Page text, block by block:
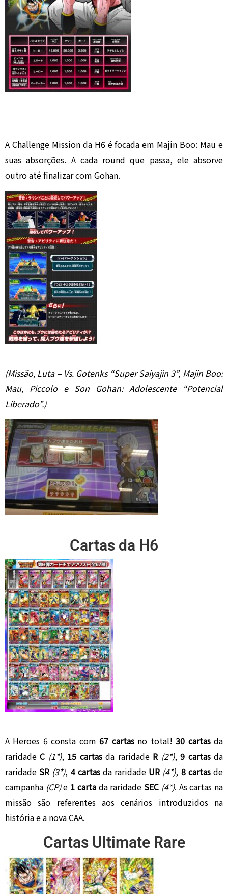
A Challenge Mission da H6 é focada em Majin Boo: Mau e
suas absorções. A cada round que passa, ele absorve
outro até finalizar com Gohan.
(Missão, Luta – Vs. Gotenks “Super Saiyajin 3”, Majin Boo:
Mau, Piccolo e Son Gohan: Adolescente “Potencial
Liberado”.)
Cartas da H6
A Heroes 6 consta com67 cartasno total!30 cartasda
raridadeC (1*), 15 cartasda raridade R (2*),9 cartasda
raridade SR (3*), 4 cartasda raridade UR (4*), 8 cartasde
campanha (CP)e 1 cartada raridade SEC (4*). As cartas na
missão são referentes aos cenários introduzidos na
história e a nova CAA.
Cartas Ultimate Rare